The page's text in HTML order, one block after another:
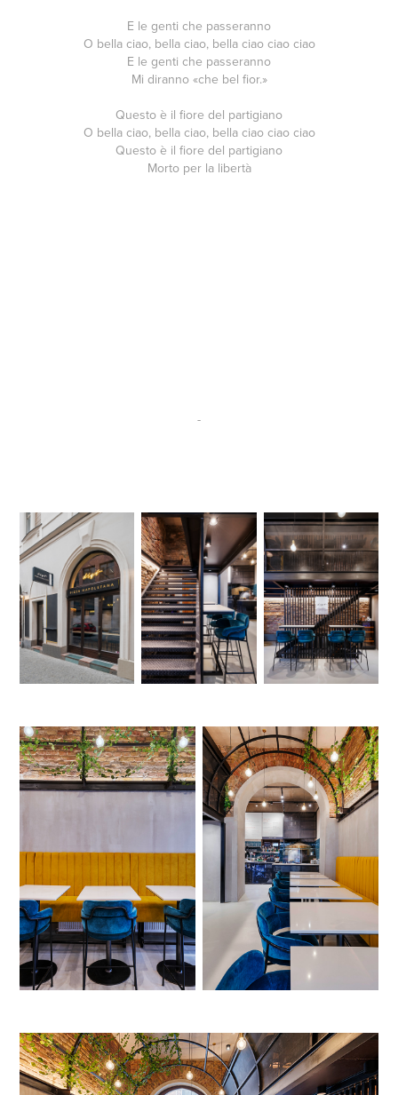
E le genti che passeranno
O bella ciao, bella ciao, bella ciao ciao ciao
E le genti che passeranno
Mi diranno «che bel fior.»
Questo è il fiore del partigiano
O bella ciao, bella ciao, bella ciao ciao ciao
Questo è il fiore del partigiano
Morto per la libertà
-​​​​​​​